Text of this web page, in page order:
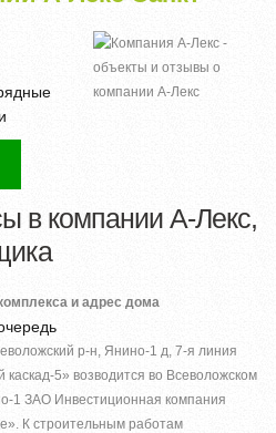
в компании А-Лекс,
и адрес дома
р-н, Янино-1 д, 7-я линия
5» возводится во Всеволожском
1 ЗАО Инвестиционная компания
К строительным работам